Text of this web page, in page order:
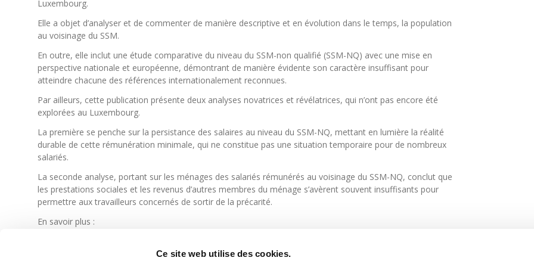
Ce site web utilise des cookies.
Luxembourg.
Elle a objet d’analyser et de commenter de manière descriptive et en évolution dans le temps, la population
au voisinage du SSM.
En outre, elle inclut une étude comparative du niveau du SSM-non qualifié (SSM-NQ) avec une mise en
perspective nationale et européenne, démontrant de manière évidente son caractère insuffisant pour
atteindre chacune des références internationalement reconnues.
Par ailleurs, cette publication présente deux analyses novatrices et révélatrices, qui n’ont pas encore été
explorées au Luxembourg.
La première se penche sur la persistance des salaires au niveau du SSM-NQ, mettant en lumière la réalité
durable de cette rémunération minimale, qui ne constitue pas une situation temporaire pour de nombreux
salariés.
La seconde analyse, portant sur les ménages des salariés rémunérés au voisinage du SSM-NQ, conclut que
les prestations sociales et les revenus d’autres membres du ménage s’avèrent souvent insuffisants pour
permettre aux travailleurs concernés de sortir de la précarité.
En savoir plus :